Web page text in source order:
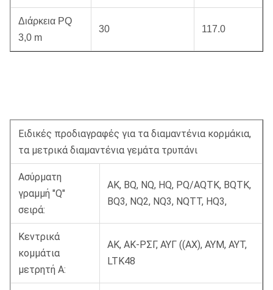
Διάρκεια PQ
3,0 m
30 117.0
Ειδικές προδιαγραφές για τα διαμαντένια κορμάκια,
τα μετρικά διαμαντένια γεμάτα τρυπάνι
Ασύρματη
γραμμή "Q"
σειρά:
ΑΚ, ΒQ, NQ, HQ, PQ/AQTK, BQTK,
BQ3, NQ2, NQ3, NQTT, HQ3,
Κεντρικά
κομμάτια
μετρητή Α:
ΑΚ, ΑΚ-ΡΣΓ, ΑΥΓ ((ΑΧ), ΑΥΜ, ΑΥΤ,
LTK48